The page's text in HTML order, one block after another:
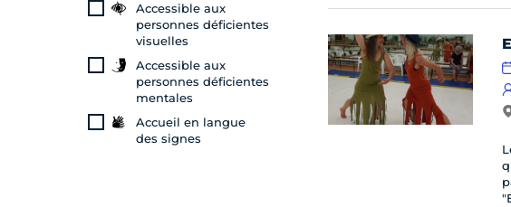
Accessible aux
personnes déficientes
visuelles
Accessible aux
personnes déficientes
mentales
Accueil en langue
des signes